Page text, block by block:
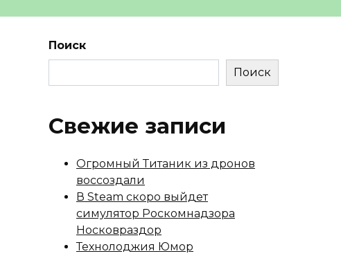
Поиск
Поиск
Свежие записи
Огромный Титаник из дронов
воссоздали
В Steam скоро выйдет
симулятор Роскомнадзора
Носковраздор
Технолоджия Юмор